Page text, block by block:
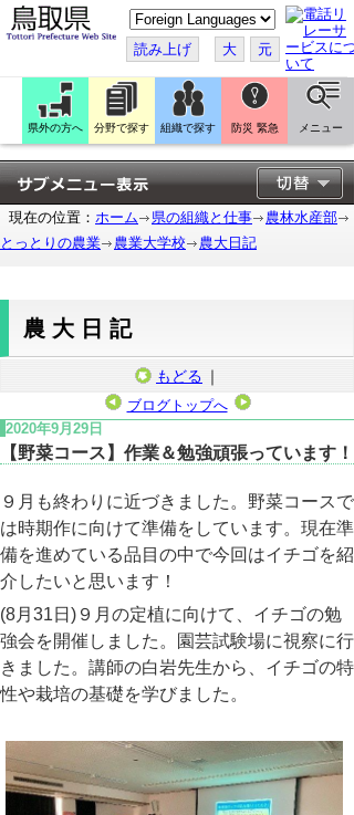
こ
の
ペ
ー
ジ
翻
訳
す
る
読み上げ 大 元
県外の方へ 分野で探す 組織で探す 防災 緊急 メニュー
現在の位置： ホーム 県の組織と仕事
農林水産部
とっとりの農業
農業大学校 農大日記
農大日記
もどる ｜
ブログトップへ
2020年9月29日
【野菜コース】作業＆勉強頑張っています！
９月も終わりに近づきました。野菜コースで
は時期作に向けて準備をしています。現在準
備を進めている品目の中で今回はイチゴを紹
介したいと思います！
(8月31日)９月の定植に向けて、イチゴの勉
強会を開催しました。園芸試験場に視察に行
きました。講師の白岩先生から、イチゴの特
性や栽培の基礎を学びました。